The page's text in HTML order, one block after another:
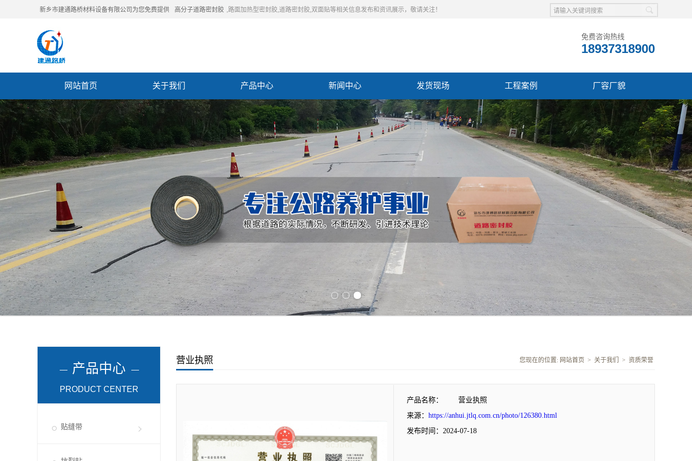
新乡市建通路桥材料设备有限公司为您免费提供 高分子道路密封胶 ,路面加热型密封胶,道路密封胶,双面贴等相关信息发布和资讯展示，敬请关注！
免费咨询热线
18937318900
网站首页 关于我们 产品中心 新闻中心 发货现场 工程案例 厂容厂貌
联系我们
产品中心
PRODUCT CENTER
贴缝带
营业执照 您现在的位置: 网站首页 > 关于我们 > 资质荣誉
产品名称：
营业执照
来源： https://anhui.jtlq.com.cn/photo/126380.html
发布时间：2024-07-18